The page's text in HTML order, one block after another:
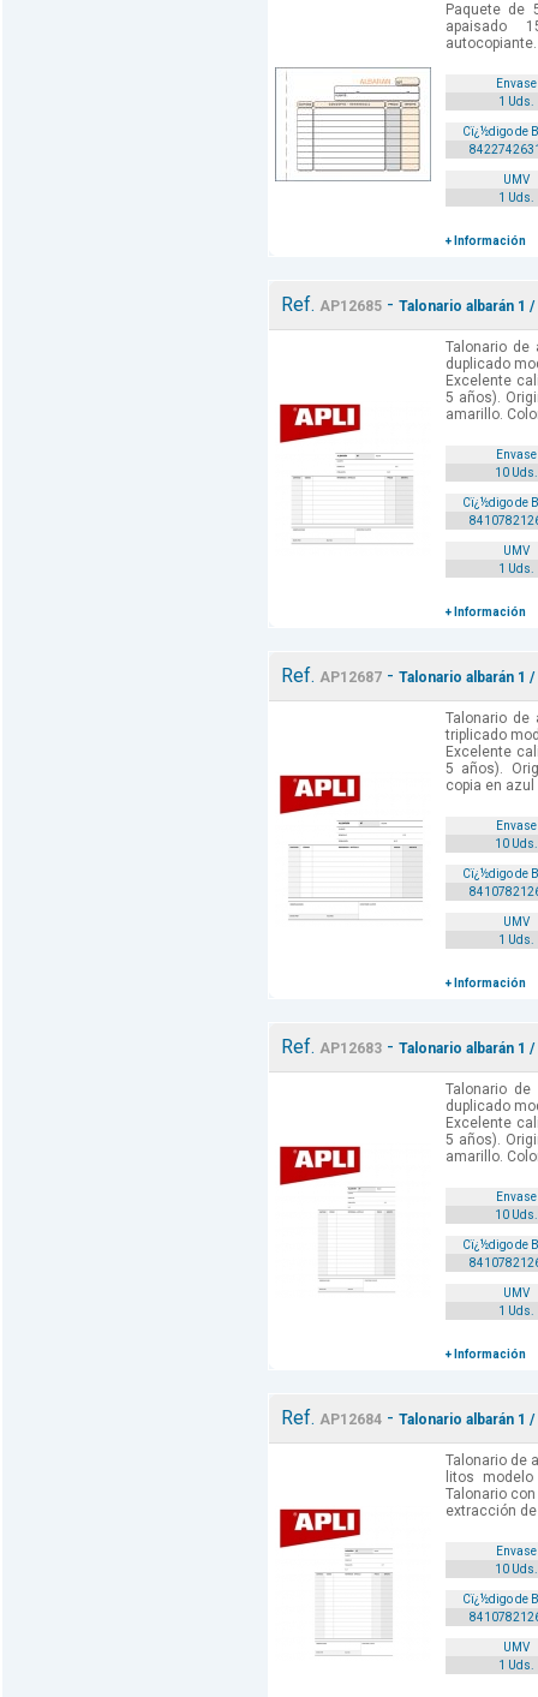
Paquete de
apaisado
Envase
1 Uds.
Cï¿½digo de
UMV
1 Uds.
+ Información
Ref. AP12685- Talonario albarán 1
Talonario
duplicado
Excelente
5 años).
amarillo.
Envase
10 Uds.
Cï¿½digo de
UMV
1 Uds.
+ Información
Ref. AP12687- Talonario albarán 1
Talonario
triplicado
Excelente
5 años).
copia en azul
Envase
10 Uds.
Cï¿½digo de
UMV
1 Uds.
+ Información
Ref. AP12683- Talonario albarán 1
Talonario
duplicado
Excelente
5 años).
amarillo.
Envase
10 Uds.
Cï¿½digo de
UMV
1 Uds.
+ Información
Ref. AP12684- Talonario albarán 1
Talonario de
litos
Talonario
extracción
Envase
10 Uds.
Cï¿½digo de
UMV
1 Uds.